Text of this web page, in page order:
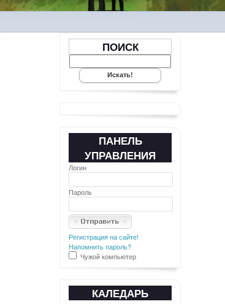
ПОИСК
ПАНЕЛЬ
УПРАВЛЕНИЯ
Логин
Пароль
Регистрация на сайте!
Напомнить пароль?
Чужой компьютер
КАЛЕДАРЬ